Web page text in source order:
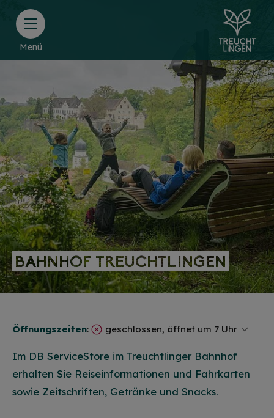
Menü
BAHNHOF TREUCHTLINGEN
BAHNHOF TREUCHTLINGEN
Öffnungszeiten: geschlossen, öffnet um 7 Uhr
Im DB ServiceStore im Treuchtlinger Bahnhof
erhalten Sie Reiseinformationen und Fahrkarten
sowie Zeitschriften, Getränke und Snacks.